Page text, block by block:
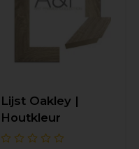
Lijst Oakley |
Houtkleur